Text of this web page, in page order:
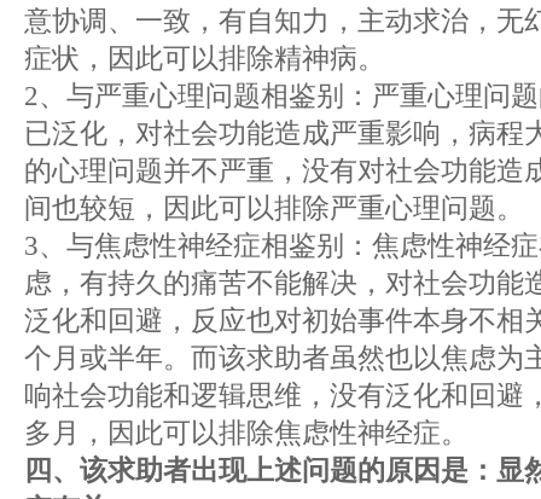
意协调、一致，有自知力，主动求治，无
症状，因此可以排除精神病。
2、与严重心理问题相鉴别：严重心理问
已泛化，对社会功能造成严重影响，病程
的心理问题并不严重，没有对社会功能造
间也较短，因此可以排除严重心理问题。
3、与焦虑性神经症相鉴别：焦虑性神经
虑，有持久的痛苦不能解决，对社会功能
泛化和回避，反应也对初始事件本身不相
个月或半年。而该求助者虽然也以焦虑为
响社会功能和逻辑思维，没有泛化和回避
多月，因此可以排除焦虑性神经症。
四、该求助者出现上述问题的原因是：显